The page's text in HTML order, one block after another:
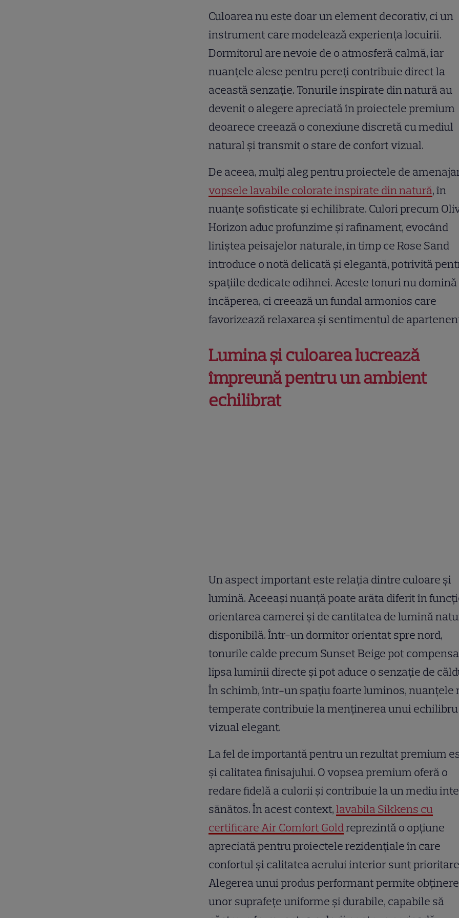
Culoarea nu este doar un element decorativ, ci un
instrument care modelează experiența locuirii.
Dormitorul are nevoie de o atmosferă calmă, iar
nuanțele alese pentru pereți contribuie direct la
această senzație. Tonurile inspirate din natură au
devenit o alegere apreciată în proiectele premium
deoarece creează o conexiune discretă cu mediul
natural și transmit o stare de confort vizual.
De aceea, mulți aleg pentru proiectele de
vopsele lavabile colorate inspirate din natură, în
nuanțe sofisticate și echilibrate. Culori precum
Horizon aduc profunzime și rafinament, evocând
liniștea peisajelor naturale, în timp ce Rose Sand
introduce o notă delicată și elegantă, potrivită
spațiile dedicate odihnei. Aceste tonuri nu domină
încăperea, ci creează un fundal armonios care
favorizează relaxarea și sentimentul de
Lumina și culoarea lucrează
împreună pentru un ambient
echilibrat
Un aspect important este relația dintre culoare și
lumină. Aceeași nuanță poate arăta diferit în
orientarea camerei și de cantitatea de lumină
disponibilă. Într-un dormitor orientat spre nord,
tonurile calde precum Sunset Beige pot compensa
lipsa luminii directe și pot aduce o senzație de
În schimb, într-un spațiu foarte luminos, nuanțele
temperate contribuie la menținerea unui echilibru
vizual elegant.
La fel de importantă pentru un rezultat premium
și calitatea finisajului. O vopsea premium oferă o
redare fidelă a culorii și contribuie la un mediu
sănătos. În acest context,lavabila Sikkens cu
certificare Air Comfort Goldreprezintă o opțiune
apreciată pentru proiectele rezidențiale în care
confortul și calitatea aerului interior sunt
Alegerea unui produs performant permite
unor suprafețe uniforme și durabile, capabile să